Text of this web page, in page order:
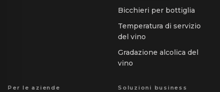
Bicchieri per bottiglia
Temperatura di servizio
del vino
Gradazione alcolica del
vino
Per le aziende Soluzioni business